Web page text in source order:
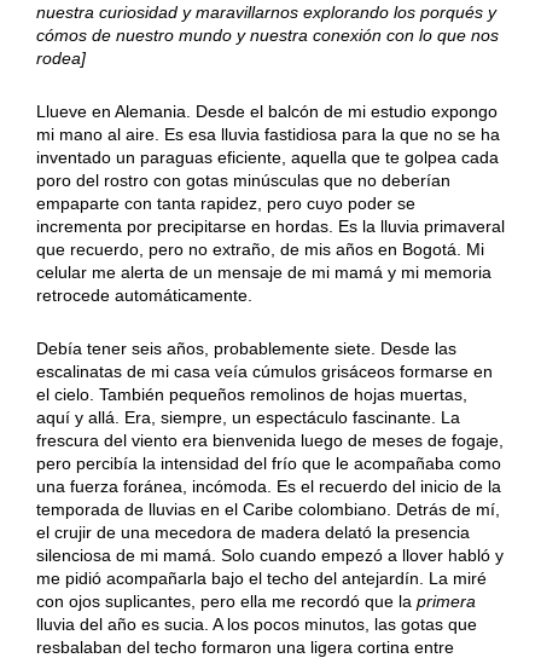
nuestra curiosidad y maravillarnos explorando los porqués y
cómos de nuestro mundo y nuestra conexión con lo que nos
rodea]
Llueve en Alemania. Desde el balcón de mi estudio expongo
mi mano al aire. Es esa lluvia fastidiosa para la que no se ha
inventado un paraguas eficiente, aquella que te golpea cada
poro del rostro con gotas minúsculas que no deberían
empaparte con tanta rapidez, pero cuyo poder se
incrementa por precipitarse en hordas. Es la lluvia primaveral
que recuerdo, pero no extraño, de mis años en Bogotá. Mi
celular me alerta de un mensaje de mi mamá y mi memoria
retrocede automáticamente.
Debía tener seis años, probablemente siete. Desde las
escalinatas de mi casa veía cúmulos grisáceos formarse en
el cielo. También pequeños remolinos de hojas muertas,
aquí y allá. Era, siempre, un espectáculo fascinante. La
frescura del viento era bienvenida luego de meses de fogaje,
pero percibía la intensidad del frío que le acompañaba como
una fuerza foránea, incómoda. Es el recuerdo del inicio de la
temporada de lluvias en el Caribe colombiano. Detrás de mí,
el crujir de una mecedora de madera delató la presencia
silenciosa de mi mamá. Solo cuando empezó a llover habló y
me pidió acompañarla bajo el techo del antejardín. La miré
con ojos suplicantes, pero ella me recordó que la primera
lluvia del año es sucia. A los pocos minutos, las gotas que
resbalaban del techo formaron una ligera cortina entre